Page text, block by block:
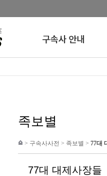
족보별
> 구속사사전 > 족보별 > 77대
77대 대제사장들